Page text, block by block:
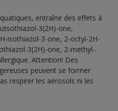
entraîne des effets à
3(2H)-one,
isothiazol-3-one, 2-octyl-2H-
3(2H)-one, 2-methyl-.
Attention! Des
peuvent se former
respirer les aérosols ni les